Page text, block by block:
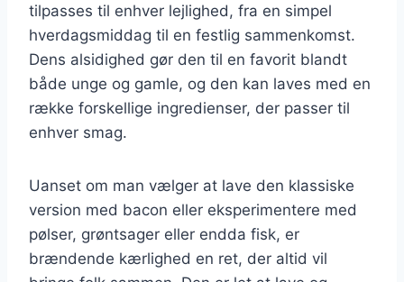
tilpasses til enhver lejlighed, fra en simpel
hverdagsmiddag til en festlig sammenkomst.
Dens alsidighed gør den til en favorit blandt
både unge og gamle, og den kan laves med en
række forskellige ingredienser, der passer til
enhver smag.
Uanset om man vælger at lave den klassiske
version med bacon eller eksperimentere med
pølser, grøntsager eller endda fisk, er
brændende kærlighed en ret, der altid vil